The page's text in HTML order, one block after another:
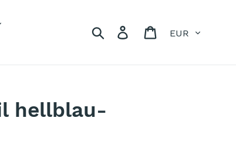
SuchenEinloggenWarenkorb
hellblau-